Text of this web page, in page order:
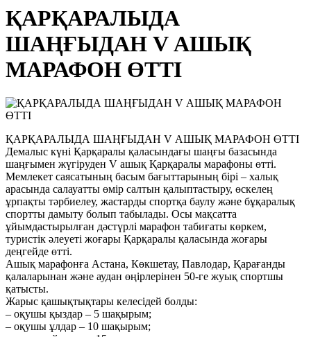
ҚАРҚАРАЛЫДА
ШАҢҒЫДАН V АШЫҚ
МАРАФОН ӨТТІ
ҚАРҚАРАЛЫДА ШАҢҒЫДАН V АШЫҚ МАРАФОН ӨТТІ
Демалыс күні Қарқаралы қаласындағы шаңғы базасында
шаңғымен жүгіруден V ашық Қарқаралы марафоны өтті.
Мемлекет саясатының басым бағыттарының бірі – халық
арасында салауатты өмір салтын қалыптастыру, өскелең
ұрпақты тәрбиелеу, жастарды спортқа баулу және бұқаралық
спортты дамыту болып табылады. Осы мақсатта
ұйымдастырылған дәстүрлі марафон табиғаты көркем,
туристік әлеуеті жоғары Қарқаралы қаласында жоғары
деңгейде өтті.
Ашық марафонға Астана, Көкшетау, Павлодар, Қарағанды
қалаларынан және аудан өңірлерінен 50-ге жуық спортшы
қатысты.
Жарыс қашықтықтары келесідей болды:
– оқушы қыздар – 5 шақырым;
– оқушы ұлдар – 10 шақырым;